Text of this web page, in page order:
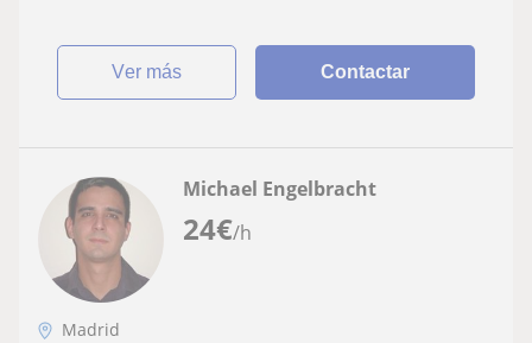
ver más Contactar
24€/h
Michael Engelbracht
Madrid